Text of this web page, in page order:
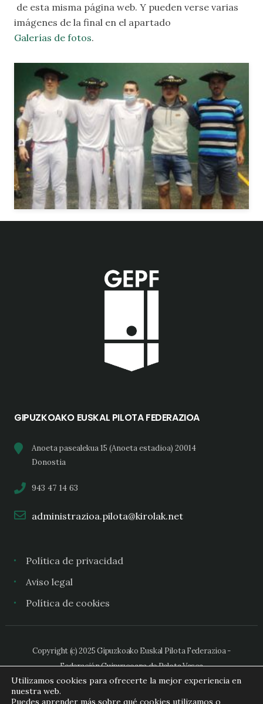
de esta misma página web. Y pueden verse varias
imágenes de la final en el apartado
Galerías de fotos.
GIPUZKOAKO EUSKAL PILOTA FEDERAZIOA
Anoeta pasealekua 15 (Anoeta estadioa) 20014
Donostia
943 47 14 63
administrazioa.pilota@kirolak.net
Política de privacidad
Aviso legal
Política de cookies
Copyright (c) 2025 Gipuzkoako Euskal Pilota Federazioa -
Federación Guipuzcoana de Pelota Vasca
Utilizamos cookies para ofrecerte la mejor experiencia en
nuestra web.
Puedes aprender más sobre qué cookies utilizamos o